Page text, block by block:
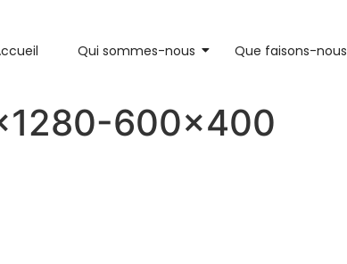
Qui sommes-nous Que faisons-nous
600×400